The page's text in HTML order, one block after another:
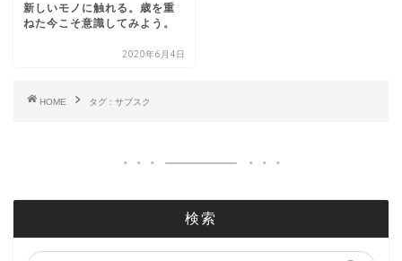
新しいモノに触れる。歳を重
ねた今こそ意識してみよう。
2020年6月4日
HOME タグ : サブスク
検索